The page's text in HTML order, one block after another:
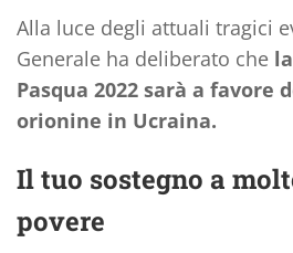
Alla luce degli attuali tragici
Generale ha deliberato che
Pasqua 2022 sarà a favore
orionine in Ucraina.
Il tuo sostegno a
povere